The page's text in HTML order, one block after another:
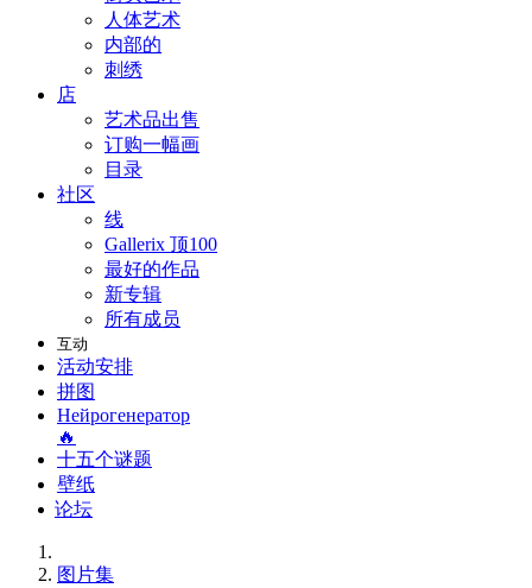
人体艺术
内部的
刺绣
店
艺术品出售
订购一幅画
目录
社区
线
Gallerix 顶100
最好的作品
新专辑
所有成员
互动
活动安排
拼图
Нейрогенератор
🔥
十五个谜题
壁纸
论坛
图片集